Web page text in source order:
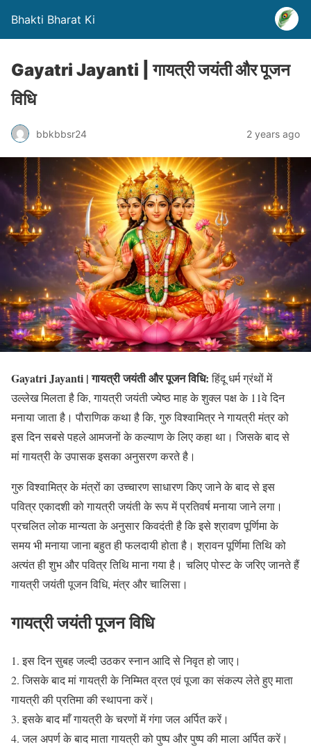
Bhakti Bharat Ki
Gayatri Jayanti | गायत्री जयंती और पूजन
विधि
bbkbbsr24 2 years ago
Gayatri Jayanti | गायत्री जयंती और पूजन विधि:हिंदू धर्म ग्रंथों में
उल्लेख मिलता है कि, गायत्री जयंती ज्येष्ठ माह के शुक्ल पक्ष के 11वे दिन
मनाया जाता है। पौराणिक कथा है कि, गुरु विश्वामित्र ने गायत्री मंत्र को
इस दिन सबसे पहले आमजनों के कल्याण के लिए कहा था। जिसके बाद से
मां गायत्री के उपासक इसका अनुसरण करते है।
गुरु विश्वामित्र के मंत्रों का उच्चारण साधारण किए जाने के बाद से इस
पवित्र एकादशी को गायत्री जयंती के रूप में प्रतिवर्ष मनाया जाने लगा।
प्रचलित लोक मान्यता के अनुसार किवदंती है कि इसे श्रावण पूर्णिमा के
समय भी मनाया जाना बहुत ही फलदायी होता है। श्रावन पूर्णिमा तिथि को
अत्यंत ही शुभ और पवित्र तिथि माना गया है। चलिए पोस्ट के जरिए जानते हैं
गायत्री जयंती पूजन विधि, मंत्र और चालिसा।
गायत्री जयंती पूजन विधि
1. इस दिन सुबह जल्दी उठकर स्नान आदि से निवृत हो जाए।
2. जिसके बाद मां गायत्री के निम्मित व्रत एवं पूजा का संकल्प लेते हुए माता
गायत्री की प्रतिमा की स्थापना करें।
3. इसके बाद माँ गायत्री के चरणों में गंगा जल अर्पित करें।
4. जल अपर्ण के बाद माता गायत्री को पुष्प और पुष्प की माला अर्पित करें।